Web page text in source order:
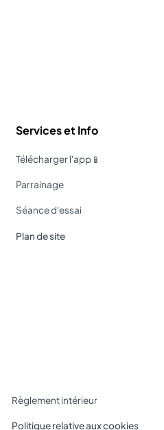
Services et Info
Télécharger l'app📱
Parrainage
Séance d'essai
Plan de site
Règlement intérieur
Politique relative aux cookies